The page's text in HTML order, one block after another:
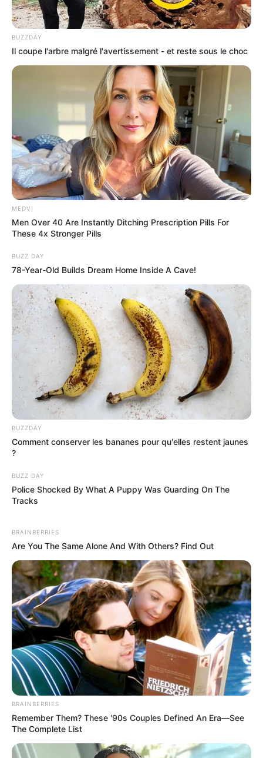
BUZZDAY
Il coupe l'arbre malgré l'avertissement - et reste sous le choc
MEDVI
Men Over 40 Are Instantly Ditching Prescription Pills For
These 4x Stronger Pills
BUZZ DAY
78-Year-Old Builds Dream Home Inside A Cave!
BUZZDAY
Comment conserver les bananes pour qu'elles restent jaunes
?
BUZZ DAY
Police Shocked By What A Puppy Was Guarding On The
Tracks
BRAINBERRIES
Are You The Same Alone And With Others? Find Out
BRAINBERRIES
Remember Them? These '90s Couples Defined An Era—See
The Complete List